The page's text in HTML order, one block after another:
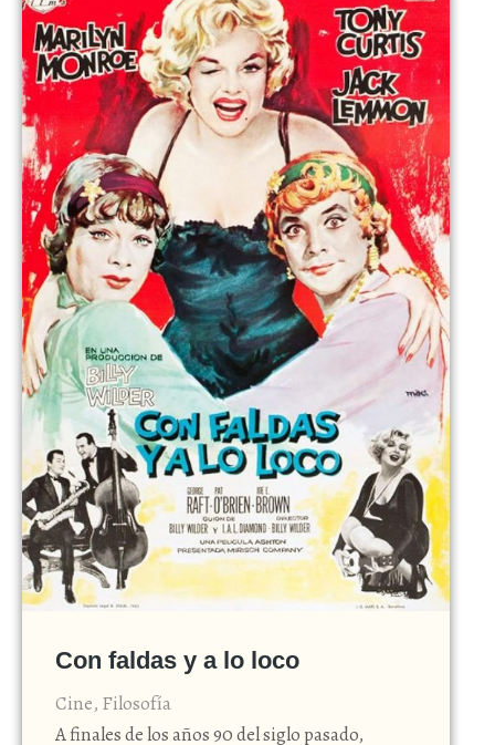
Con faldas y a lo loco
Cine, Filosofía
A finales de los años 90 del siglo pasado,